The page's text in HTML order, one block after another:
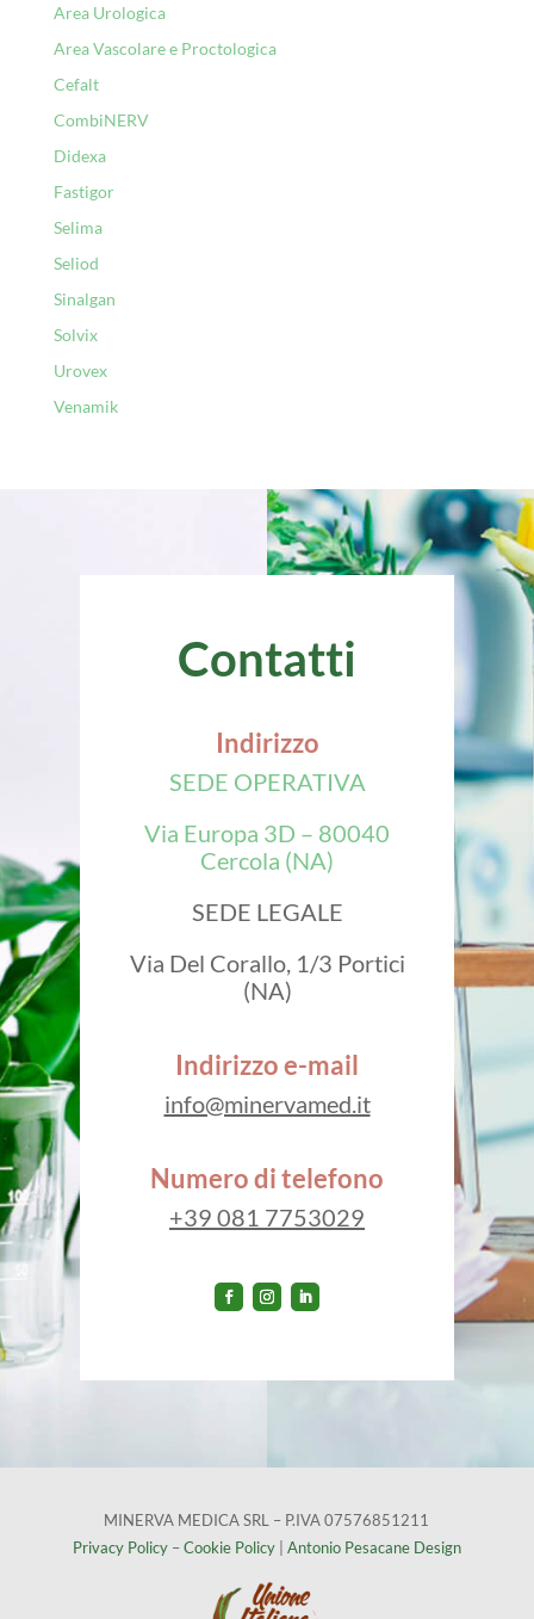
Area Urologica
Area Vascolare e Proctologica
Cefalt
CombiNERV
Didexa
Fastigor
Selima
Seliod
Sinalgan
Solvix
Urovex
Venamik
Contatti
Indirizzo
SEDE OPERATIVA
Via Europa 3D – 80040
Cercola (NA)
SEDE LEGALE
Via Del Corallo, 1/3 Portici
(NA)
Indirizzo e-mail
info@minervamed.it
Numero di telefono
+39 081 7753029
MINERVA MEDICA SRL – P.IVA 07576851211
Privacy Policy–Cookie Policy| Antonio Pesacane Design